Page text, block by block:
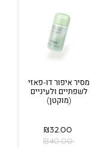
מסיר איפור דו-פאזי
לשפתיים ולעיניים
(מוקטן)
‏ ₪40.00